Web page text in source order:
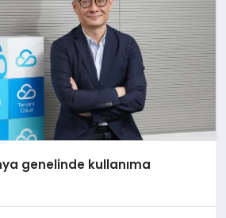
genelinde kullanıma